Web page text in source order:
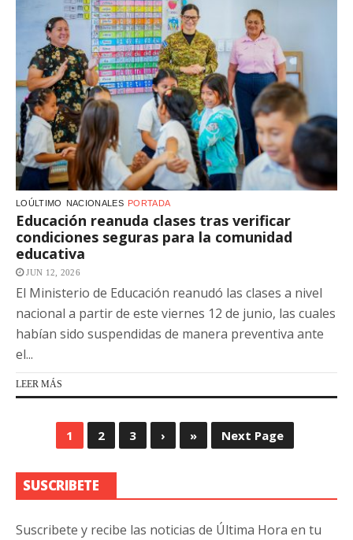
LOÚLTIMO NACIONALES PORTADA
Educación reanuda clases tras verificar
condiciones seguras para la comunidad
educativa
JUN 12, 2026
El Ministerio de Educación reanudó las clases a nivel
nacional a partir de este viernes 12 de junio, las cuales
habían sido suspendidas de manera preventiva ante
el...
LEER MÁS
1 2 3 › » Next Page
SUSCRIBETE
Suscribete y recibe las noticias de Última Hora en tu